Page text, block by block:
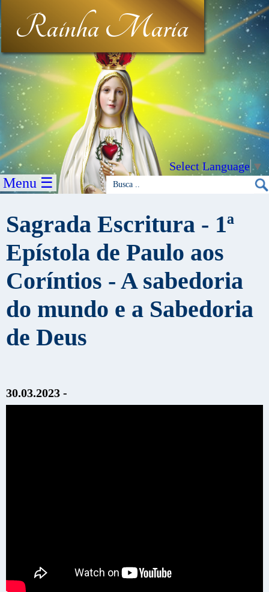
Rainha Maria
Select Language ▼
Menu ☰
Sagrada Escritura - 1ª
Epístola de Paulo aos
Coríntios - A sabedoria
do mundo e a Sabedoria
de Deus
30.03.2023 -